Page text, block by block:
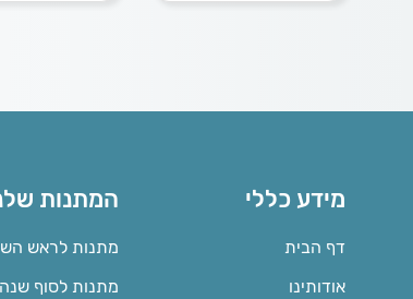
מידע כללי
דף הבית
אודותינו
המתנות
מתנות לראש
מתנות לסוף שנה